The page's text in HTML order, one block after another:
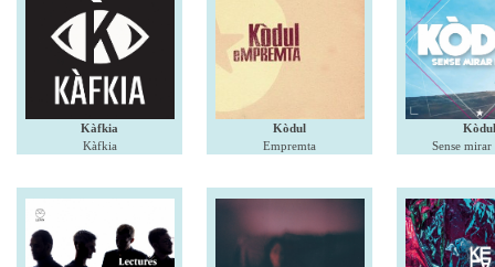
Kàfkia
Kàfkia
Kòdul
Empremta
Kòdul
Sense mirar